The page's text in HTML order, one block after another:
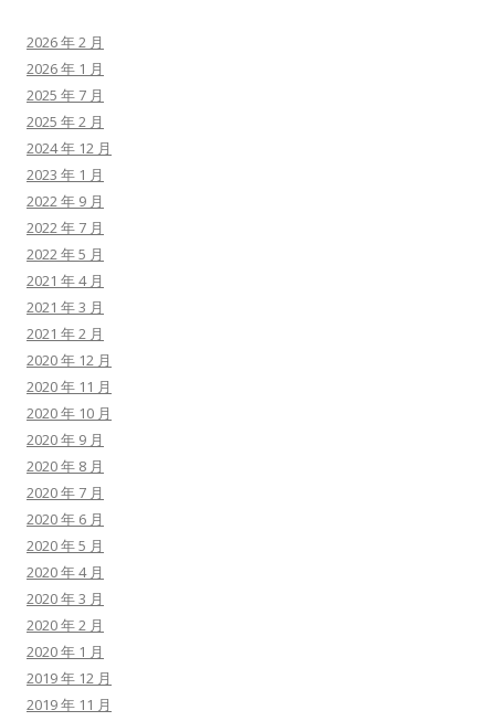
2026 年 2 月
2026 年 1 月
2025 年 7 月
2025 年 2 月
2024 年 12 月
2023 年 1 月
2022 年 9 月
2022 年 7 月
2022 年 5 月
2021 年 4 月
2021 年 3 月
2021 年 2 月
2020 年 12 月
2020 年 11 月
2020 年 10 月
2020 年 9 月
2020 年 8 月
2020 年 7 月
2020 年 6 月
2020 年 5 月
2020 年 4 月
2020 年 3 月
2020 年 2 月
2020 年 1 月
2019 年 12 月
2019 年 11 月